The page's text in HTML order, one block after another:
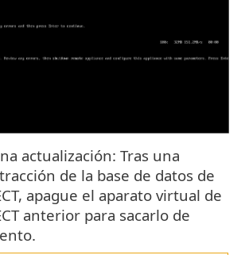
actualización: Tras una
de la base de datos de
apague el aparato virtual de
anterior para sacarlo de